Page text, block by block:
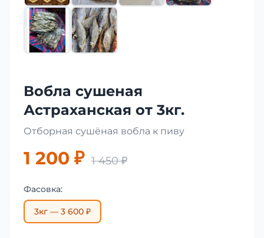
Вобла сушеная
Астраханская от 3кг.
Отборная сушёная вобла к пиву
1 200 ₽ 1 450 ₽
Фасовка:
3кг — 3 600 ₽